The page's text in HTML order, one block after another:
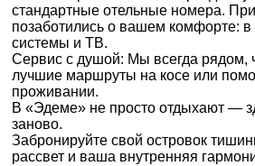
стандартные отельные номера.
позаботились о вашем комфорте: в
системы и ТВ.
Сервис с душой: Мы всегда рядом,
лучшие маршруты на косе или
проживании.
В «Эдеме» не просто отдыхают —
заново.
Забронируйте свой островок
рассвет и ваша внутренняя